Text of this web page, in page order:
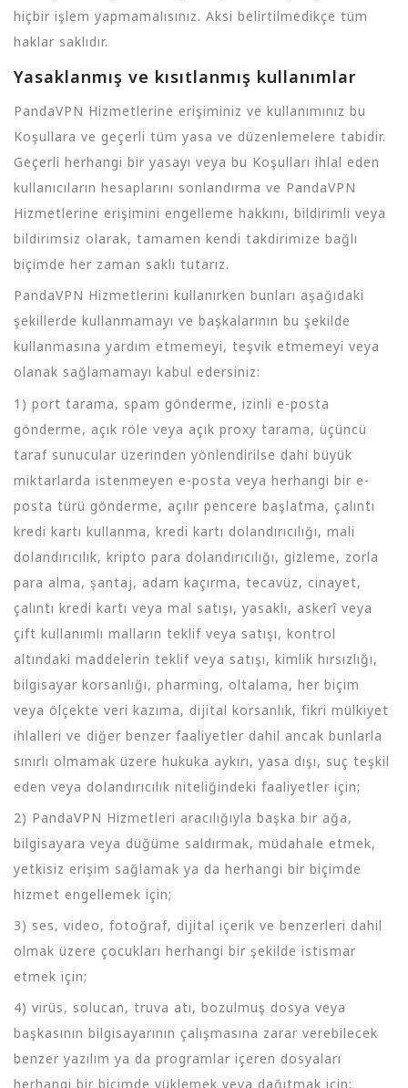
hiçbir işlem yapmamalısınız. Aksi belirtilmedikçe tüm
haklar saklıdır.
Yasaklanmış ve kısıtlanmış kullanımlar
PandaVPN Hizmetlerine erişiminiz ve kullanımınız bu
Koşullara ve geçerli tüm yasa ve düzenlemelere tabidir.
Geçerli herhangi bir yasayı veya bu Koşulları ihlal eden
kullanıcıların hesaplarını sonlandırma ve PandaVPN
Hizmetlerine erişimini engelleme hakkını, bildirimli veya
bildirimsiz olarak, tamamen kendi takdirimize bağlı
biçimde her zaman saklı tutarız.
PandaVPN Hizmetlerini kullanırken bunları aşağıdaki
şekillerde kullanmamayı ve başkalarının bu şekilde
kullanmasına yardım etmemeyi, teşvik etmemeyi veya
olanak sağlamamayı kabul edersiniz:
1) port tarama, spam gönderme, izinli e-posta
gönderme, açık röle veya açık proxy tarama, üçüncü
taraf sunucular üzerinden yönlendirilse dahi büyük
miktarlarda istenmeyen e-posta veya herhangi bir e-
posta türü gönderme, açılır pencere başlatma, çalıntı
kredi kartı kullanma, kredi kartı dolandırıcılığı, mali
dolandırıcılık, kripto para dolandırıcılığı, gizleme, zorla
para alma, şantaj, adam kaçırma, tecavüz, cinayet,
çalıntı kredi kartı veya mal satışı, yasaklı, askerî veya
çift kullanımlı malların teklif veya satışı, kontrol
altındaki maddelerin teklif veya satışı, kimlik hırsızlığı,
bilgisayar korsanlığı, pharming, oltalama, her biçim
veya ölçekte veri kazıma, dijital korsanlık, fikri mülkiyet
ihlalleri ve diğer benzer faaliyetler dahil ancak bunlarla
sınırlı olmamak üzere hukuka aykırı, yasa dışı, suç teşkil
eden veya dolandırıcılık niteliğindeki faaliyetler için;
2) PandaVPN Hizmetleri aracılığıyla başka bir ağa,
bilgisayara veya düğüme saldırmak, müdahale etmek,
yetkisiz erişim sağlamak ya da herhangi bir biçimde
hizmet engellemek için;
3) ses, video, fotoğraf, dijital içerik ve benzerleri dahil
olmak üzere çocukları herhangi bir şekilde istismar
etmek için;
4) virüs, solucan, truva atı, bozulmuş dosya veya
başkasının bilgisayarının çalışmasına zarar verebilecek
benzer yazılım ya da programlar içeren dosyaları
herhangi bir biçimde yüklemek veya dağıtmak için;